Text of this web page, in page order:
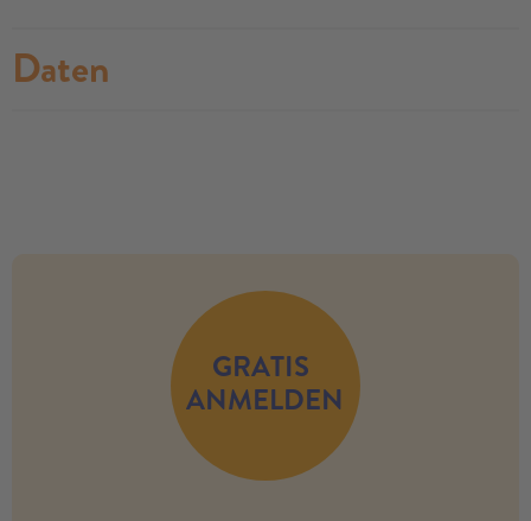
Daten
GRATIS
ANMELDEN